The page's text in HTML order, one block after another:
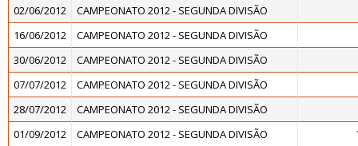
02/06/2012
CAMPEONATO 2012 - SEGUNDA DIVISÃO
16/06/2012
CAMPEONATO 2012 - SEGUNDA DIVISÃO
30/06/2012
CAMPEONATO 2012 - SEGUNDA DIVISÃO
07/07/2012
CAMPEONATO 2012 - SEGUNDA DIVISÃO
28/07/2012
CAMPEONATO 2012 - SEGUNDA DIVISÃO
01/09/2012
CAMPEONATO 2012 - SEGUNDA DIVISÃO